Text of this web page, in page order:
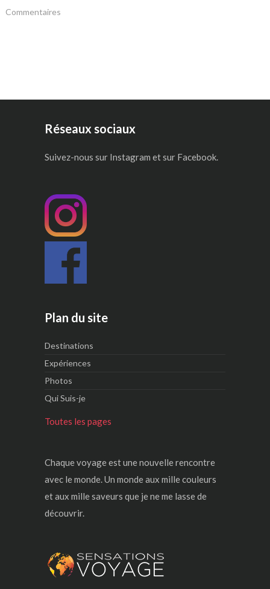
Commentaires
Réseaux sociaux
Suivez-nous sur Instagram et sur Facebook.
Plan du site
Destinations
Expériences
Photos
Qui Suis-je
Toutes les pages
Chaque voyage est une nouvelle rencontre
avec le monde. Un monde aux mille couleurs
et aux mille saveurs que je ne me lasse de
découvrir.